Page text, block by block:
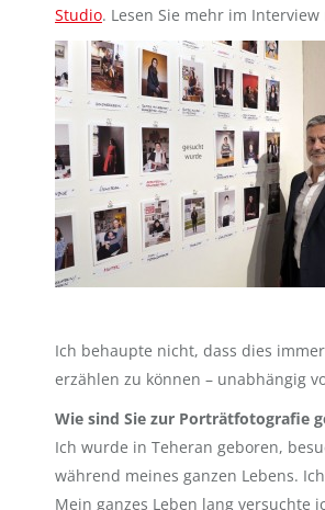
Studio. Lesen Sie mehr im
Ich behaupte nicht, dass dies
erzählen zu können – unabhängig
Wie sind Sie zur Porträtfotografie
Ich wurde in Teheran geboren,
während meines ganzen Lebens.
Mein ganzes Leben lang versuchte